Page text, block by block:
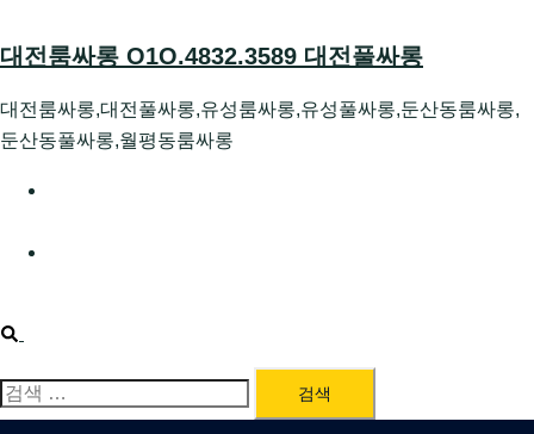
to
대전룸싸롱 O1O.4832.3589 대전풀싸롱
대전룸싸롱,대전풀싸롱,유성룸싸롱,유성풀싸롱,둔산동룸싸롱,
둔산동풀싸롱,월평동룸싸롱
Search
검
색: